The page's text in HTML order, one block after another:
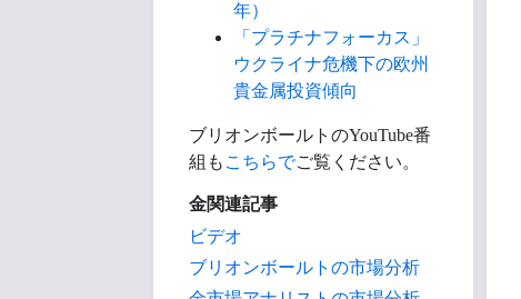
年）
「プラチナフォーカス」
ウクライナ危機下の欧州
貴金属投資傾向
ブリオンボールトのYouTube番
組も こちらでご覧ください。
金関連記事
ビデオ
ブリオンボールトの市場分析